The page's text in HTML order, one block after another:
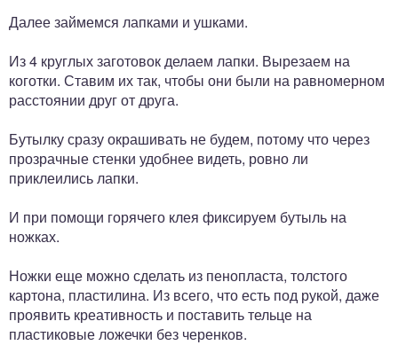
Далее займемся лапками и ушками.
Из 4 круглых заготовок делаем лапки. Вырезаем на
коготки. Ставим их так, чтобы они были на равномерном
расстоянии друг от друга.
Бутылку сразу окрашивать не будем, потому что через
прозрачные стенки удобнее видеть, ровно ли
приклеились лапки.
И при помощи горячего клея фиксируем бутыль на
ножках.
Ножки еще можно сделать из пенопласта, толстого
картона, пластилина. Из всего, что есть под рукой, даже
проявить креативность и поставить тельце на
пластиковые ложечки без черенков.